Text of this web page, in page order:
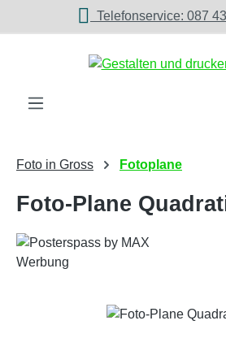
Zum Hauptinhalt springen
Telefonservice: 087 43 /
Foto in Gross Fotoplane
Foto-Plane
Bildergalerie überspringen